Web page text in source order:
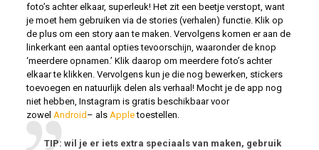
foto’s achter elkaar, superleuk! Het zit een beetje verstopt, want
je moet hem gebruiken via de stories (verhalen) functie. Klik op
de plus om een story aan te maken. Vervolgens komen er aan de
linkerkant een aantal opties tevoorschijn, waaronder de knop
‘meerdere opnamen.’ Klik daarop om meerdere foto’s achter
elkaar te klikken. Vervolgens kun je die nog bewerken, stickers
toevoegen en natuurlijk delen als verhaal! Mocht je de app nog
niet hebben, Instagram is gratis beschikbaar voor
zowel Android – als Appletoestellen.
TIP: wil je er iets extra speciaals van maken, gebruik